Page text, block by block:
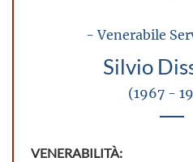
- Venerabile
Silvio
(1967 -
VENERABILITÀ: